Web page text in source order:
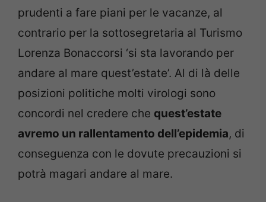
prudenti a fare piani per le vacanze, al
contrario per la sottosegretaria al Turismo
Lorenza Bonaccorsi ‘si sta lavorando per
andare al mare quest’estate’. Al di là delle
posizioni politiche molti virologi sono
concordi nel credere che quest’estate
avremo un rallentamento dell’epidemia, di
conseguenza con le dovute precauzioni si
potrà magari andare al mare.